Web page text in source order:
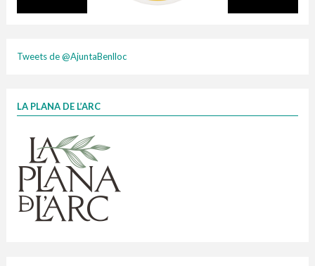
1 contenidors intel·ligents
Finançat per la Unió Europea – NextGenerationEU
Tweets de @AjuntaBenlloc
LA PLANA DE L’ARC